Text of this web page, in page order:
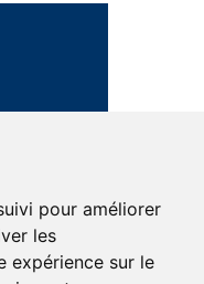
pour améliorer
les
expérience sur le